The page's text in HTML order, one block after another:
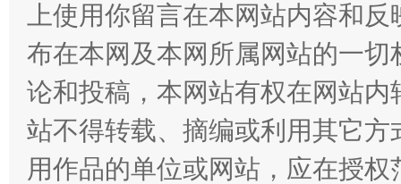
上使用你留言在本网站内容和
布在本网及本网所属网站的一
论和投稿，本网站有权在网站
站不得转载、摘编或利用其它
用作品的单位或网站，应在授